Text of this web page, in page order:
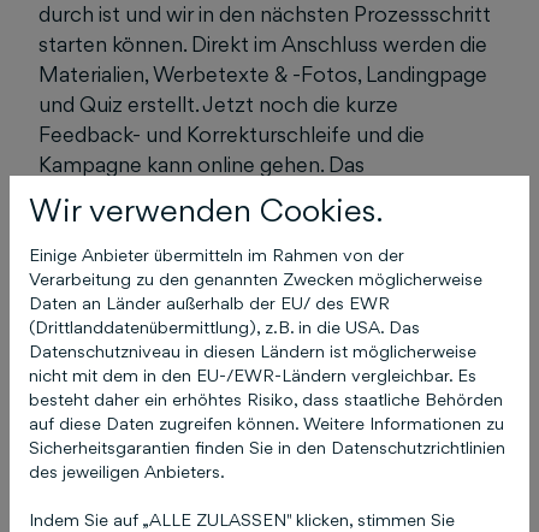
durch ist und wir in den nächsten Prozessschritt
starten können. Direkt im Anschluss werden die
Materialien, Werbetexte & -Fotos, Landingpage
und Quiz erstellt. Jetzt noch die kurze
Feedback- und Korrekturschleife und die
Kampagne kann online gehen. Das
Kampagnensetup im Business Manager der
Social Media Plattform kann in der Regel noch
am selben Tag umgesetzt werden. Die
Kampagne geht nach ca. 2 Wochenonline.
Das könnte Sie auch
interessieren
Wir verwenden Cookies.
Einige Anbieter übermitteln im Rahmen von der
Verarbeitung zu den genannten Zwecken möglicherweise
Daten an Länder außerhalb der EU/ des EWR
(Drittlanddatenübermittlung), z.B. in die USA. Das
Datenschutzniveau in diesen Ländern ist möglicherweise
nicht mit dem in den EU-/EWR-Ländern vergleichbar. Es
besteht daher ein erhöhtes Risiko, dass staatliche Behörden
auf diese Daten zugreifen können. Weitere Informationen zu
Sicherheitsgarantien finden Sie in den Datenschutzrichtlinien
des jeweiligen Anbieters.
Indem Sie auf „ALLE ZULASSEN" klicken, stimmen Sie